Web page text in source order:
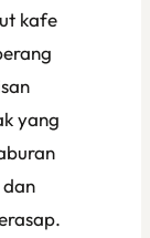
kafe
yang